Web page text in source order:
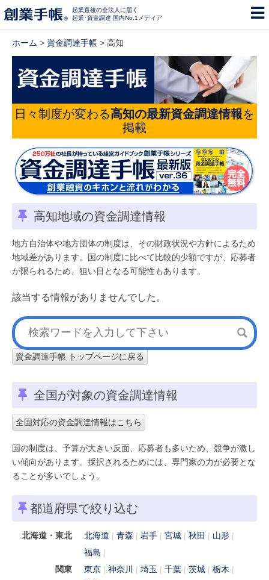
起業直後の全法人に届く
起業･資金調達 国内No.1メディア
ホーム > 資金調達手帳 > 高知
日々制度が変わる高知の最新資金調達情報を
掲載
高知地域の資金調達情報
地方自治体や地方団体の制度は、その財政状況や方針によるため
地域差があります。国の制度に比べて比較的少額ですが、応募者
が限られるため、狙い目となる可能性もあります。
該当する情報がありませんでした。
資金調達手帳 トップページに戻る
全国が対象の資金調達情報
全国対応の資金調達情報はこちら
国の制度は、予算が大きい反面、応募者も多いため、競争が激し
い傾向があります。採択されるためには、専門家の力が必要とな
ることが多いでしょう。
都道府県で絞り込む
北海道・東北 北海道 青森 岩手 宮城 秋田
山形
福島
関東
東京 神奈川 埼玉 千葉 茨城
栃木